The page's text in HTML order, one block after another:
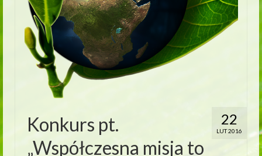
22
LUT 2016
Konkurs pt.
„Współczesna misja to